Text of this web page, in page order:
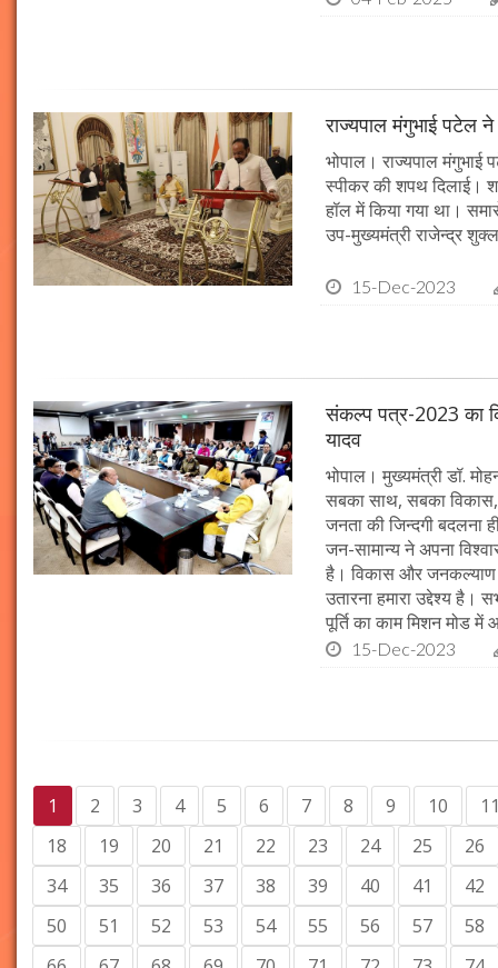
राज्यपाल मंगुभाई पटेल ने
भोपाल। राज्यपाल मंगुभाई
स्पीकर की शपथ दिलाई।
हॉल में किया गया था।
उप-मुख्यमंत्री राजेन्द्र
15-Dec-2023
संकल्प पत्र-2023 का
यादव
भोपाल। मुख्यमंत्री डॉ.
सबका साथ, सबका
जनता की जिन्दगी बदलना
जन-सामान्य ने अपना
है। विकास और
उतारना हमारा उद्देश्य
पूर्ति का काम मिशन मोड
15-Dec-2023
1 2 3 4 5 6 7 8 9 10
18
19 20 21 22 23 24 25
26
34
35 36 37 38 39 40 41
42
50
51 52 53 54 55 56 57
58